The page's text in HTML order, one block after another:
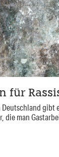
für
gibt
die man